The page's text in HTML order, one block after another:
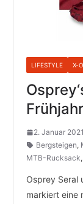
LIFESTYLE X-
2. Januar 2021
Bergsteigen,
MTB-Rucksack,
Osprey Seral
markiert eine